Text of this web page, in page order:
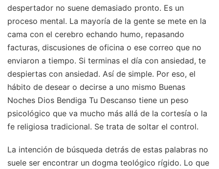
despertador no suene demasiado pronto. Es un
proceso mental. La mayoría de la gente se mete en la
cama con el cerebro echando humo, repasando
facturas, discusiones de oficina o ese correo que no
enviaron a tiempo. Si terminas el día con ansiedad, te
despiertas con ansiedad. Así de simple. Por eso, el
hábito de desear o decirse a uno mismo Buenas
Noches Dios Bendiga Tu Descanso tiene un peso
psicológico que va mucho más allá de la cortesía o la
fe religiosa tradicional. Se trata de soltar el control.
La intención de búsqueda detrás de estas palabras no
suele ser encontrar un dogma teológico rígido. Lo que